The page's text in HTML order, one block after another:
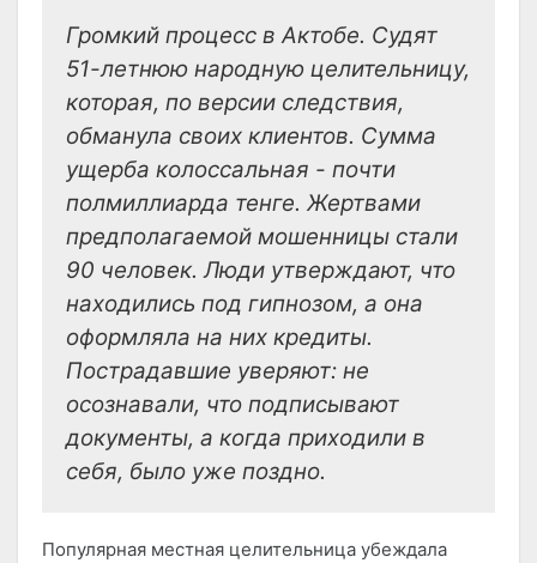
Громкий процесс в Актобе. Судят
51-летнюю народную целительницу,
которая, по версии следствия,
обманула своих клиентов. Сумма
ущерба колоссальная - почти
полмиллиарда тенге. Жертвами
предполагаемой мошенницы стали
90 человек. Люди утверждают, что
находились под гипнозом, а она
оформляла на них кредиты.
Пострадавшие уверяют: не
осознавали, что подписывают
документы, а когда приходили в
себя, было уже поздно.
Популярная местная целительница убеждала